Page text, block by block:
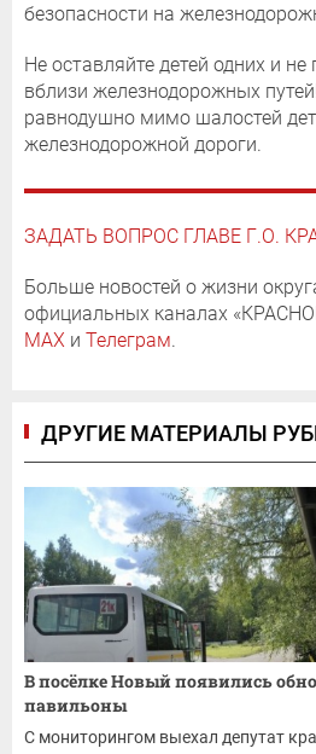
безопасности на
Не оставляйте детей одних и
вблизи железнодорожных
равнодушно мимо шалостей
железнодорожной дороги.
ЗАДАТЬ ВОПРОС ГЛАВЕ Г.О.
Больше новостей о жизни
официальных каналах
MAX и Телеграм.
ДРУГИЕ МАТЕРИАЛЫ
В посёлке Новый появились
павильоны
С мониторингом выехал депутат